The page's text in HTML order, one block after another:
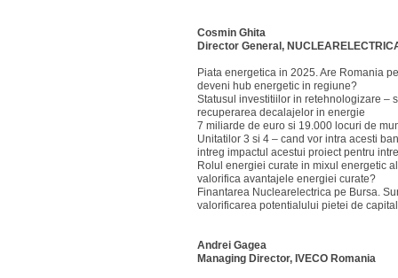
Cosmin Ghita
Director General,
Piata energetica in 2025. Are Romania
deveni hub energetic in regiune?
Statusul investitiilor in retehnologizare –
recuperarea decalajelor in energie
7 miliarde de euro si 19.000 locuri de
Unitatilor 3 si 4 – cand vor intra acesti
intreg impactul acestui proiect pentru
Rolul energiei curate in mixul energetic
valorifica avantajele energiei curate?
Finantarea Nuclearelectrica pe Bursa.
valorificarea potentialului pietei de capital
Andrei Gagea
Managing Director, IVECO Romania